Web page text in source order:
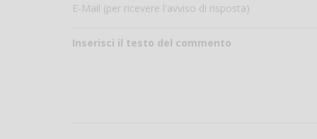
E-Mail (per ricevere l'avviso di risposta)
Inserisci il testo del commento